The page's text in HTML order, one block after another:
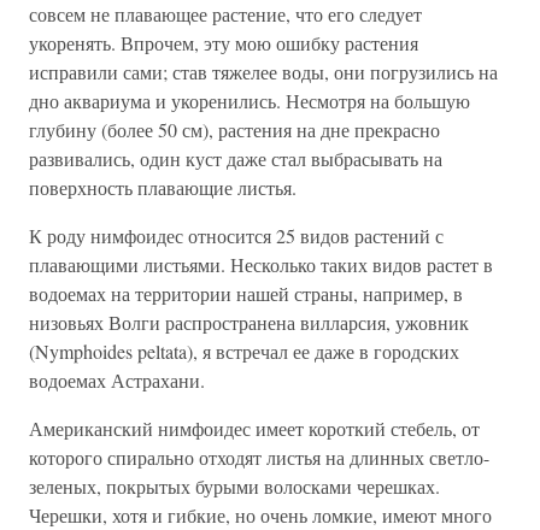
совсем не плавающее растение, что его следует
укоренять. Впрочем, эту мою ошибку растения
исправили сами; став тяжелее воды, они погрузились на
дно аквариума и укоренились. Несмотря на большую
глубину (более 50 см), растения на дне прекрасно
развивались, один куст даже стал выбрасывать на
поверхность плавающие листья.
К роду нимфоидес относится 25 видов растений с
плавающими листьями. Несколько таких видов растет в
водоемах на территории нашей страны, например, в
низовьях Волги распространена вилларсия, ужовник
(Nymphoides peltata), я встречал ее даже в городских
водоемах Астрахани.
Американский нимфоидес имеет короткий стебель, от
которого спирально отходят листья на длинных светло-
зеленых, покрытых бурыми волосками черешках.
Черешки, хотя и гибкие, но очень ломкие, имеют много